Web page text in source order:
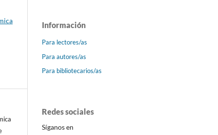
Información
Para lectores/as
Para autores/as
Para bibliotecarios/as
Redes sociales
Síganos en